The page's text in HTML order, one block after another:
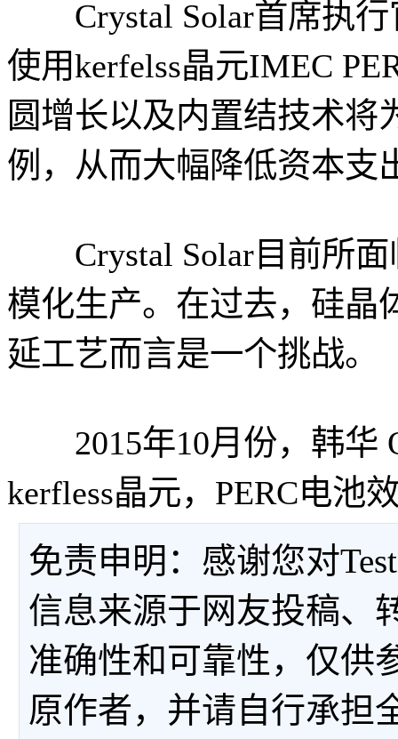
Crystal Solar首席执行
使用kerfelss晶元IMEC
圆增长以及内置结技术将
例，从而大幅降低资本支
Crystal Solar目前所面
模化生产。在过去，硅晶
延工艺而言是一个挑战。
2015年10月份，韩华 Q
kerfless晶元，PERC电池
免责申明：感谢您对
信息来源于网友投稿、
准确性和可靠性，仅供
原作者，并请自行承担